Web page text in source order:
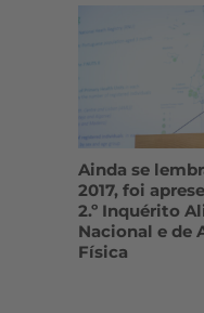
Ainda se
2017, foi
2.º Inquérito
Nacional e de
Física